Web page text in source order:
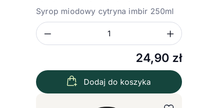
Syrop miodowy cytryna imbir 250ml
24,90 zł
Zmniejsz ilość
Dodaj do koszyka